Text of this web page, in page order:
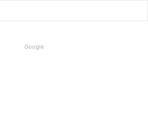
Google